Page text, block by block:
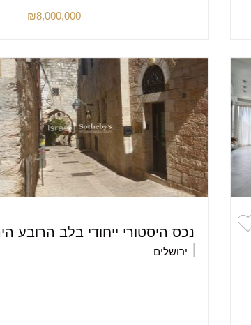
₪8,000,000
נכס היסטורי ייחודי בלב הרובע
ירושלים